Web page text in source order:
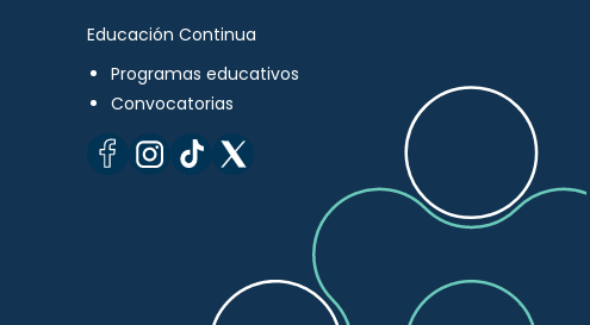
Educación Continua
Programas educativos
Convocatorias